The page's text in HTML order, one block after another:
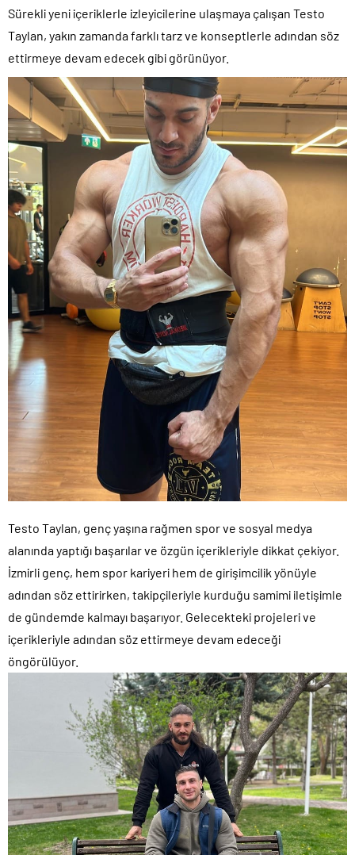
Sürekli yeni içeriklerle izleyicilerine ulaşmaya çalışan Testo
Taylan, yakın zamanda farklı tarz ve konseptlerle adından söz
ettirmeye devam edecek gibi görünüyor.
Testo Taylan, genç yaşına rağmen spor ve sosyal medya
alanında yaptığı başarılar ve özgün içerikleriyle dikkat çekiyor.
İzmirli genç, hem spor kariyeri hem de girişimcilik yönüyle
adından söz ettirirken, takipçileriyle kurduğu samimi iletişimle
de gündemde kalmayı başarıyor. Gelecekteki projeleri ve
içerikleriyle adından söz ettirmeye devam edeceği
öngörülüyor.